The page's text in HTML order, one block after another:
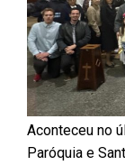
Aconteceu no
Paróquia e